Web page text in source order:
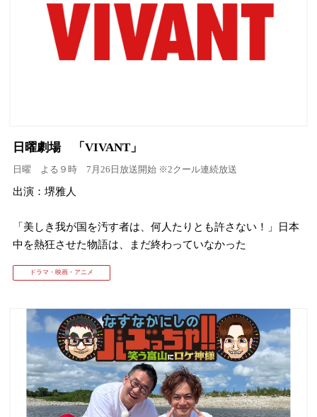
日曜劇場 「VIVANT」
日曜 よる９時 7月26日放送開始 ※2クール連続放送
出演：堺雅人
「美しき我が国を汚す者は、何人たりとも許さない！」日本
中を熱狂させた物語は、まだ終わっていなかった
ドラマ・映画・アニメ